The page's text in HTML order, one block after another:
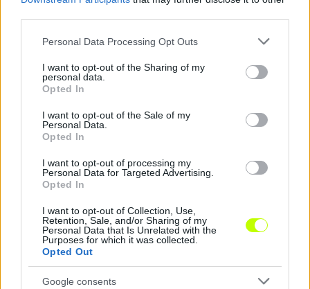
Please note that this website/app uses one or more Google
not limited to your visit or usage behaviour. You may click to
grant or deny consent to Google and its third-party tags to
use your data for below specified purposes in below Google
consent section.
Personal Data Processing Opt Outs
I want to opt-out of the Sharing of my
personal data.
Opted In
I want to opt-out of the Sale of my
Personal Data.
Opted In
I want to opt-out of processing my
Personal Data for Targeted Advertising.
Opted In
I want to opt-out of Collection, Use,
Retention, Sale, and/or Sharing of my
Personal Data that Is Unrelated with the
Purposes for which it was collected.
Opted Out
Google consents
Három magyarral indult a Liverpool felkészülése,
megvan az öt ellenfél is
Szoboszlai Dominik, Kerkez Milos és Pécsi Ármin is ott volt az első
tréningen.